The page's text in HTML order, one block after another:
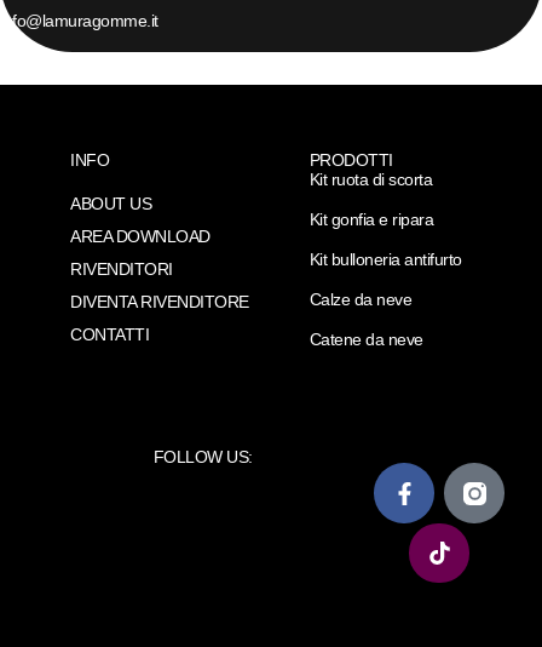
info@lamuragomme.it
INFO
ABOUT US
AREA DOWNLOAD
RIVENDITORI
DIVENTA RIVENDITORE
CONTATTI
PRODOTTI
Kit ruota di scorta
Kit gonfia e ripara
Kit bulloneria antifurto
Calze da neve
Catene da neve
FOLLOW US: